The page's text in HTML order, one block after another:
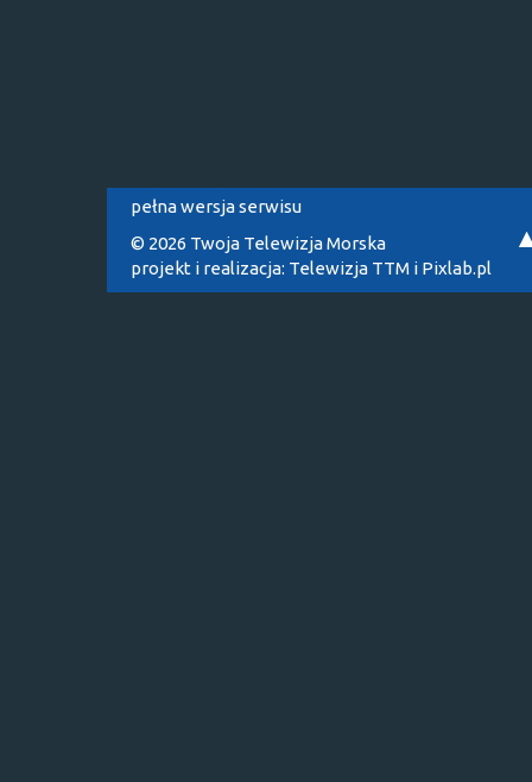
pełna wersja serwisu
© 2026 Twoja Telewizja Morska
projekt i realizacja: Telewizja TTM i Pixlab.pl